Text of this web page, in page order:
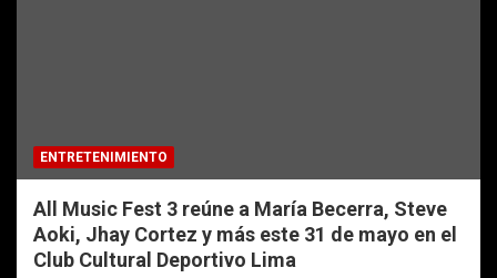
ENTRETENIMIENTO
All Music Fest 3 reúne a María Becerra, Steve
Aoki, Jhay Cortez y más este 31 de mayo en el
Club Cultural Deportivo Lima